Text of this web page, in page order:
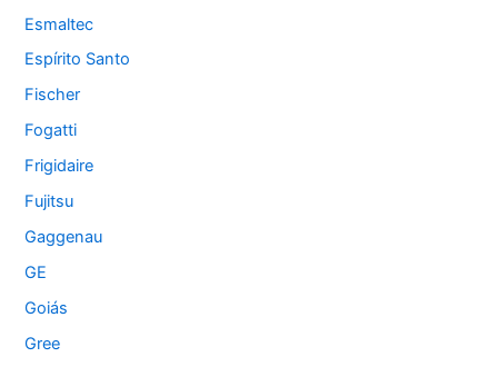
Esmaltec
Espírito Santo
Fischer
Fogatti
Frigidaire
Fujitsu
Gaggenau
GE
Goiás
Gree